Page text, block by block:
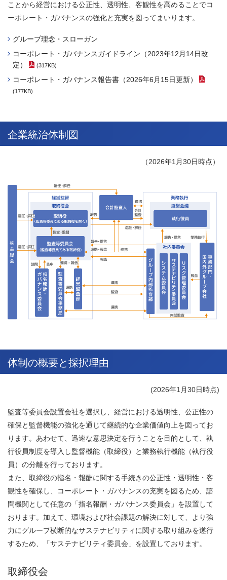
ことから経営における公正性、透明性、客観性を高めることでコ
ーポレート・ガバナンスの強化と充実を図ってまいります。
グループ理念・スローガン
コーポレート・ガバナンスガイドライン（2023年12月14日改
定）
（PDFファイル）
(317KB)
コーポレート・ガバナンス報告書（2026年6月15日更新）
(177KB)
企業統治体制図
（2026年1月30日時点）
体制の概要と採択理由
(2026年1月30日時点)
監査等委員会設置会社を選択し、経営における透明性、公正性の
確保と監督機能の強化を通じて継続的な企業価値向上を図ってお
ります。あわせて、迅速な意思決定を行うことを目的として、執
行役員制度を導入し監督機能（取締役）と業務執行機能（執行役
員）の分離を行っております。
また、取締役の指名・報酬に関する手続きの公正性・透明性・客
観性を確保し、コーポレート・ガバナンスの充実を図るため、諮
問機関として任意の「指名報酬・ガバナンス委員会」を設置して
おります。加えて、環境および社会課題の解決に対して、より強
力にグループ横断的なサステナビリティに関する取り組みを遂行
するため、「サステナビリティ委員会」を設置しております。
取締役会